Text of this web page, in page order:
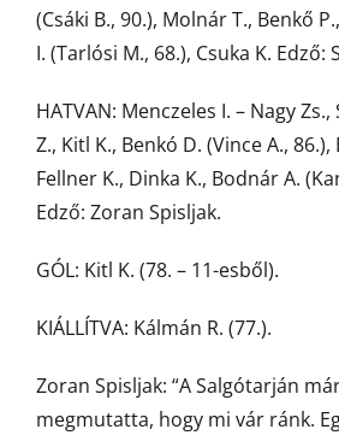
(Csáki B., 90.), Molnár T., Benkő
I. (Tarlósi M., 68.), Csuka K. Edző:
HATVAN: Menczeles I. – Nagy
Z., Kitl K., Benkó D. (Vince A.,
Fellner K., Dinka K., Bodnár A.
Edző: Zoran Spisljak.
GÓL: Kitl K. (78. – 11-esből).
KIÁLLÍTVA: Kálmán R. (77.).
Zoran Spisljak: “A Salgótarján
megmutatta, hogy mi vár ránk.